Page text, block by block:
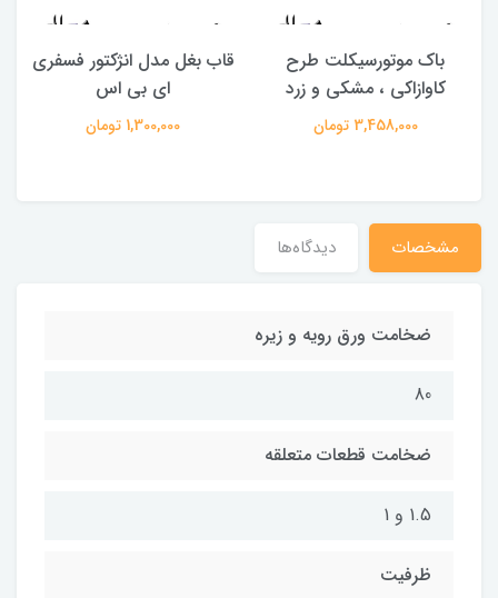
باک موتورسیکلت طرح
کاوازاکی ، مشکی و زرد
3,458,000 تومان
قاب بغل مدل انژکتور فسفری
ای بی اس
1,300,000 تومان
مشخصات دیدگاه‌ها
ضخامت ورق رویه و زیره
80
ضخامت قطعات متعلقه
1.5 و 1
ظرفیت